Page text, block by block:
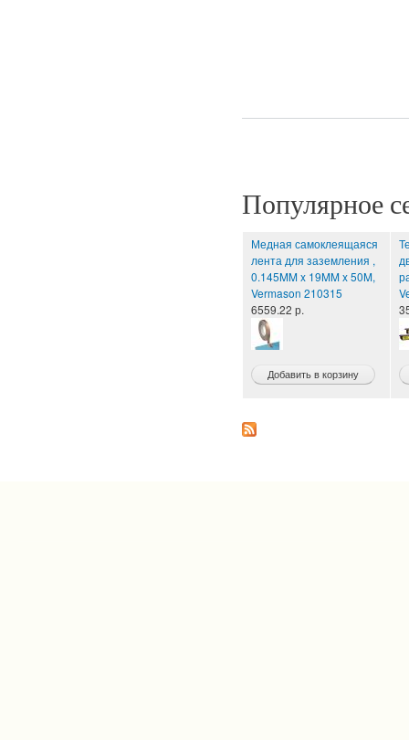
Популярное
Медная самоклеящаяся
лента для заземления ,
0.145MM x 19MM x 50M,
Vermason 210315
6559.22 р.